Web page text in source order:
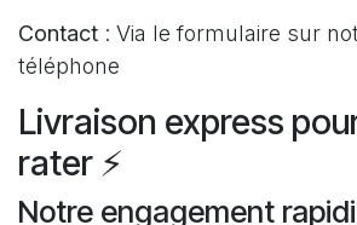
Contact : Via le formulaire sur
téléphone
Livraison express
rater ⚡
Notre engagement